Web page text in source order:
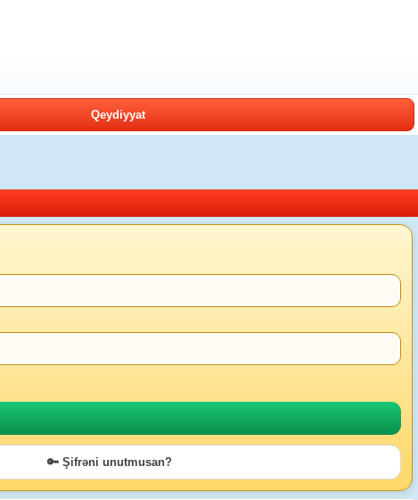
Qeydiyyat
🔑 Şifrəni unutmusan?